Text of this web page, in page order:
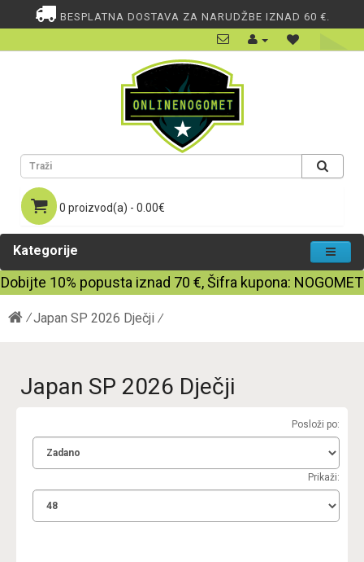
BESPLATNA DOSTAVA ZA NARUDŽBE IZNAD 60 €.
0 proizvod(a) - 0.00€
Kategorije
Dobijte 10% popusta iznad 70 €, Šifra kupona: NOGOMET
Japan SP 2026 Dječji
Japan SP 2026 Dječji
Posloži po:
Prikaži: